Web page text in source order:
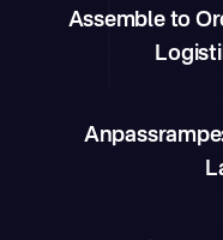
Assemble to